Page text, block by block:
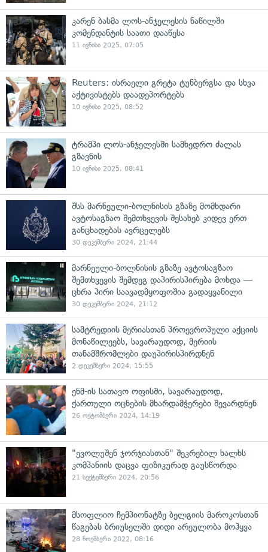
კარენ ბასმა ლოს-ანჯელესის ნაწილში
კომენდანტის საათი დააწესა
11 ივნისი 2025, 07:05
Reuters: ისრაელი გრეტა ტუნბერგსა და სხვა
აქტივისტებს დაადეპორტებს
10 ივნისი 2025, 08:52
ტრამპი ლოს-ანჯელესში სამხედრო ძალას
გზავნის
10 ივნისი 2025, 08:41
შსს მარნეული-ბოლნისის გზაზე მომხდარი
ავტოსაგზაო შემთხვევის შესახებ კიდევ ერთ
განცხადებას ავრცელებს
30 დეკემბერი 2024, 21:44
მარნეული-ბოლნისის გზაზე ავტოსაგზაო
შემთხვევის შემდეგ დაპირისპირება მოხდა —
ცხრა პირი საავადმყოფოშია გადაყვანილი
30 დეკემბერი 2024, 21:12
სამტრედიის მერიასთან პროევროპული აქციის
მონაწილეებს, სავარაუდოდ, მერიის
თანამშრომლები დაუპირისპირდნენ
2 დეკემბერი 2024, 15:55
ენმ-ის სათავო ოფისში, სავარაუდოდ,
ქართული ოცნების მხარდამჭერები შევარდნენ
26 ოქტომბერი 2024, 14:19
"ევოლუშენ ჯორჯიასთან" შეკრებილ ხალხს
კომპანიის დაცვა ფიზიკურად გაუსწორდა
21 სექტემბერი 2024, 20:56
მსოფლიო ჩემპიონატზე ბელგიის მაროკოსთან
წაგებას ბრიუსელში დიდი არეულობა მოჰყვა
28 ნოემბერი 2022, 08:16